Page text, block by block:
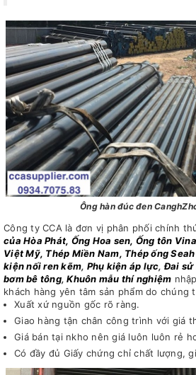
Ông hàn đúc đen
Công ty CCA là đơn vị phân phối chính
của Hòa Phát, Ống Hoa sen, Ống tôn
Việt Mỹ, Thép Miền Nam, Thép ống Seah
kiện nối ren kẽm, Phụ kiện áp lực,Đai sử
bơm bê tông,Khuôn mẫu thí nghiệm
khách hàng yên tâm sản phẩm do chúng
Xuất xứ nguồn gốc rõ ràng.
Giao hàng tận chân công trình với giá
Giá bán tại nkho nên giá luôn luôn rẻ
Có đầy đủ Giấy chứng chỉ chất lượng,